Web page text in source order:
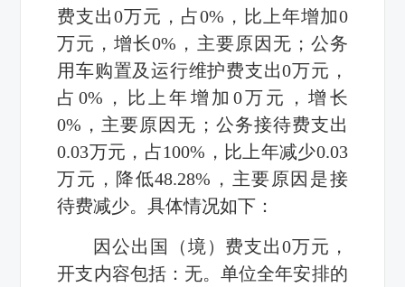
费支出0万元，占0% ，比上年增加0
万元，增长0% ，主要原因无；公务
用车购置及运行维护费支出0万元，
占 0% ，比上年增加 0万元，增长
0% ，主要原因无；公务接待费支出
0.03万元，占100% ，比上年减少0.03
万元，降低48.28% ，主要原因是接
待费减少。具体情况如下：
因公出国（境）费支出0万元，
开支内容包括：无。单位全年安排的